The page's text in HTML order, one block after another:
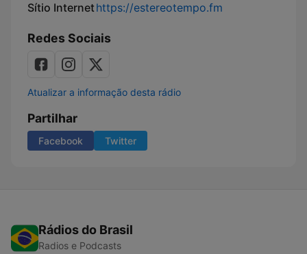
Sítio Internethttps://estereotempo.fm
Redes Sociais
Atualizar a informação desta rádio
Partilhar
Facebook Twitter
Rádios do Brasil
Radios e Podcasts